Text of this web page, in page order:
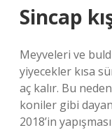
Sincap
Meyveleri ve
yiyecekler kısa
aç kalır. Bu
koniler gibi
2018’in